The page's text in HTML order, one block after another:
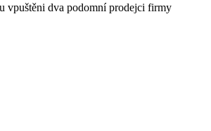
vpuštěni dva podomní prodejci firmy